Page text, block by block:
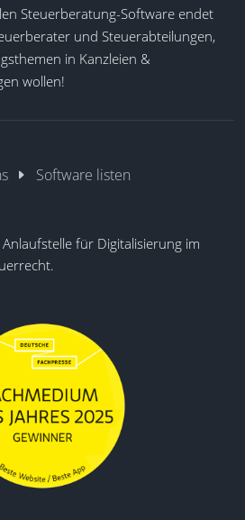
Steuerberatung-Software endet
und Steuerabteilungen,
in Kanzleien &
wollen!
Software listen
Anlaufstelle für Digitalisierung im